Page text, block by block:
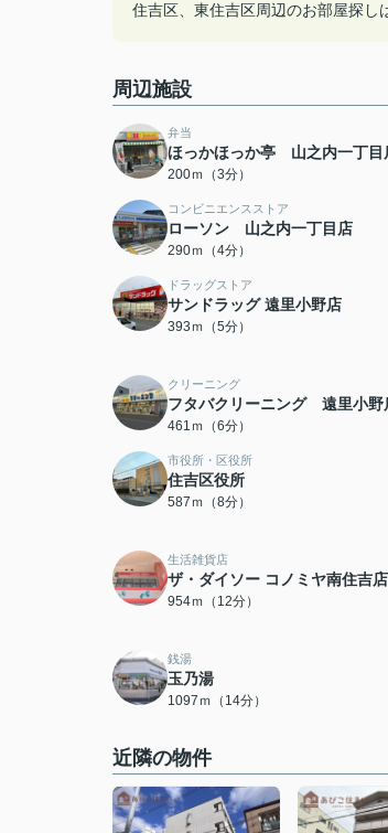
住吉区、東住吉区周辺のお部屋探し
周辺施設
弁当
ほっかほっか亭 山之内一丁目
200ｍ（3分）
コンビニエンスストア
ローソン 山之内一丁目店
290ｍ（4分）
ドラッグストア
サンドラッグ 遠里小野店
393ｍ（5分）
クリーニング
フタバクリーニング 遠里小野
461ｍ（6分）
市役所・区役所
住吉区役所
587ｍ（8分）
生活雑貨店
ザ・ダイソー コノミヤ南住吉店
954ｍ（12分）
銭湯
玉乃湯
1097ｍ（14分）
近隣の物件